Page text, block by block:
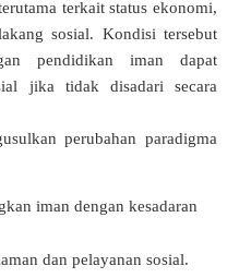
terkait status ekonomi,
sosial. Kondisi tersebut
pendidikan iman dapat
jika tidak disadari secara
perubahan paradigma
iman dengan kesadaran
dan pelayanan sosial.